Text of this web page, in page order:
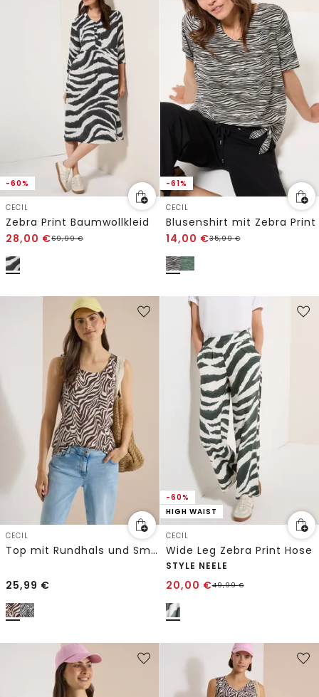
-60%
CECIL
Zebra Print Baumwollkleid
28,00 €69,99€
-61%
CECIL
Blusenshirt mit Zebra Print
14,00 €35,99€
CECIL
Top mit Rundhals und Smokdetail
25,99 €
-60%
HIGH WAIST
CECIL
Wide Leg Zebra Print Hose
STYLE NEELE
20,00 €49,99€